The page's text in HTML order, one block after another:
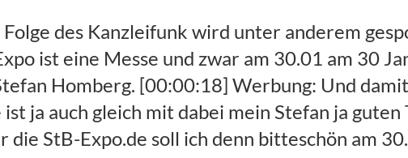
Adresse www.stb.de. [00:02:25] Werbung: Der Termin ist der 30.01 eine eintägige Veranstaltung 50 Aussteller viel Zeit zum Schnacken probieren und Köpfe zusammenstecken und ich werde auch da sein werden auch eine Kanzleifunk folge wahrscheinlich dort, [00:02:37] Werbung: produzieren also wer hallo sagen will ist herzlich dazu aufgerufen Stefan alles Gute und auch super ich freue mich danke tschüss. [00:02:55] Claas: Kanzleifunk 198 mit zwei Gästen aus Bayern aus der Nähe von Rom moin Tobias lang Tobias lang Tobias Exner und Thomas Lang. [00:03:08] Gäste: Guten morgen zusammen grüß Dich Kartei. [00:03:10] Claas: Hallo ihr seid Kollegen. [00:03:13] Claas: Und zwar weil ihr auch einen Podcast am Start hat darüber wollen wir sprechen oder Podcast Meisterkanzlei und wir Kanzleien helfen wollte das unternehmerische Potenzial voll zu entfalten das würde mich alles interessieren aber [00:03:27] Claas: die Standardfrage am Anfang ist immer Tom was hast du für eine Art Kanzlei. [00:03:33] Gäste: An welche Art der Kanzlei ich habe ja die ist ja mal eine klassische Steuerkanzlei wenn Martin von 20 Personen [00:03:42] Gäste: wir haben uns jetzt auch noch nicht konkret auf auf 1 positioniert auf irgendeine spezielle Mandanten Gruppe bzw gar nicht zusammen wir machen nur Ärzte oder irgend sowas dann bis in die klassische Steuerkanzlei süßes auch historisch entstanden [00:03:57] Gäste: die halt ein ganzes klassischen Themen wie lohnbuchführung Jahresabschlüsse und Beratungen macht also der klassische Steuerkanzlei und sich genau. [00:04:07] Gäste: So stehen wir aktuell da wobei wir uns da jetzt auch jetzt wirklich auch fokussieren wollte sagen wer sind alle, [00:04:14] Gäste: Neumann Datendiebe zu uns die wir aufnehmen die wir mit die Rinde zusammenarbeiten wollen da wirklich auch unser unseren Ziel Wunsch Mandanten zu definieren [00:04:23] Gäste: und die dann nur noch jetzt neue zuzunehmen die sozusagen zu uns passen die wir für uns richtig erachten die zu unserem unseren während unsere System passen [00:04:32] Gäste: genau aber das ist der Bestand Mandanten kommen einem historisch aus diesen Bereichen. [00:04:37] Gäste: Und das andere Mädchen sie mal in Ruhe anschauen unsere unsere Wunschtraum man dann definieren genau. [00:04:43] Claas: Aber ein bisschen wählerischer werden und alles. [00:04:47] Gäste: Ja weiß ich will ja recht vielleicht ein bissel negativ anhört einfach mal weil wenn ich natürlich meinem 100% Power nur noch auf eine Richtung stecke Zusagen nicht arbeitet dann nur noch mit mit Handwerkern und speziell mit Elektrikern als Beispiel [00:05:00] Gäste: dann und ich komme dann die Eigenschaften oder die die fachlichen Themen an eigenen die jetzt für Elektriker entscheiden sind da kann ich da meinem Fokus drauflegen [00:05:09] Gäste: wenn ich jetzt sage ich bin Betreuer aleman dann wie will ich mich da auskennen wie fahre ich diese Zeitschriften die diese diese Zielgruppe liest alle auch lesen dass ich da wirklich up-to-date bin mal auf Messen gehen dass man sieht was die Branche bewegt, [00:05:22] Gäste: das schaffe ich natürlich nur wenn ich mich irgendwie immer fokussierte aber aber Zielgruppe. [00:05:26] Gäste: Beichten könnte Elektriker sein es kann ja was anders auch sein aber wenn ich mich erklären Sprite auf Stelle kann ich nie alles so perfekt bedienen wenn ich mich spezialisiert würde. [00:05:36] Claas: Ja für mich erzählerisch nicht so einen negativen Beigeschmack sondern Gründer wenn ich auch aus Mandanten Sicht wenn ich ein Berater nehme der zu mir passt ja dann muss ich wählerisch sein aber dann kann ich ja nicht x-beliebige nehmen von daher. [00:05:51] Gäste: Man kann das immer zwei Sichtweisen das stimmt ja es ist auf jeden Fall die beide Seiten von Vorteil dass das da gebe ich dir Recht weil der Mandant mehr davon hat und selber auch wenn man sicher auch fokussieren kann auf gewisse Themen also da gebe ich dir Recht in meine Tickets für beide im Winter für beide Seiten. [00:06:06]